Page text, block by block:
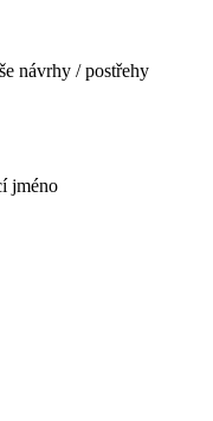
návrhy / postřehy
jméno